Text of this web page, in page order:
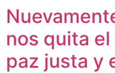
nos quita
paz justa y